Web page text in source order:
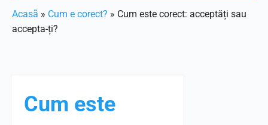
Acasã » Cum e corect? » Cum este corect: acceptăți sau
accepta-ți?
Cum este